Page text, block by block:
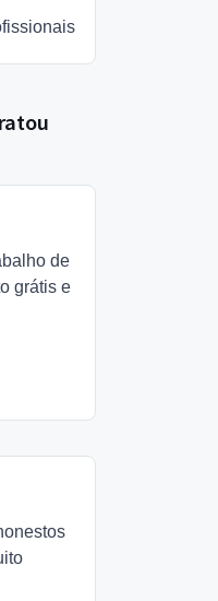
de
grátis e